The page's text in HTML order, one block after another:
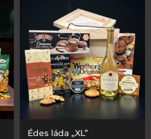
Édes láda „XL”